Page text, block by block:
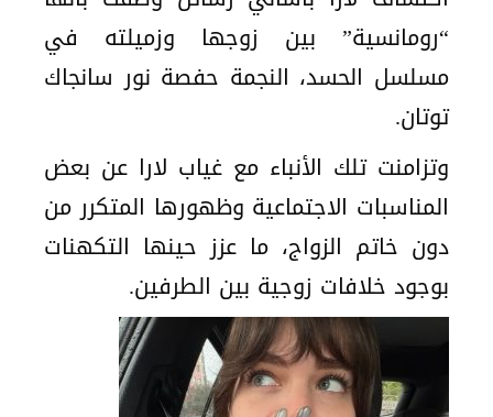
“رومانسية” بين زوجها وزميلته في
مسلسل الحسد، النجمة حفصة نور سانجاك
توتان.
وتزامنت تلك الأنباء مع غياب لارا عن بعض
المناسبات الاجتماعية وظهورها المتكرر من
دون خاتم الزواج، ما عزز حينها التكهنات
بوجود خلافات زوجية بين الطرفين.